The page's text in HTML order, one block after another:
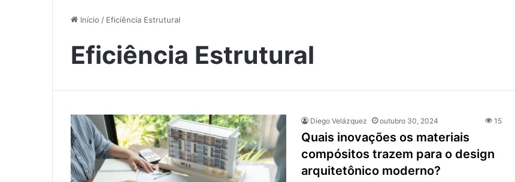
Início / Eficiência Estrutural
Eficiência Estrutural
Diego Velázquez outubro 30, 2024 15
Quais inovações os materiais
compósitos trazem para o design
arquitetônico moderno?